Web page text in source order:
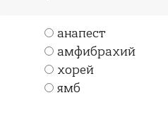
анапест
амфибрахий
хорей
ямб